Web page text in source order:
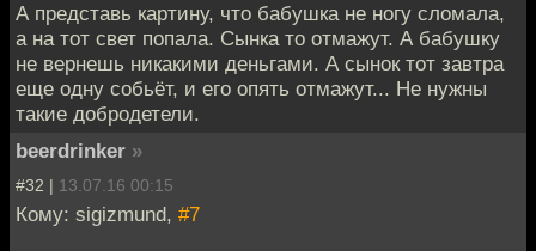
А представь картину, что бабушка не ногу сломала,
а на тот свет попала. Сынка то отмажут. А бабушку
не вернешь никакими деньгами. А сынок тот завтра
еще одну собьёт, и его опять отмажут... Не нужны
такие добродетели.
beerdrinker »
#32 | 13.07.16 00:15
Кому: sigizmund, #7